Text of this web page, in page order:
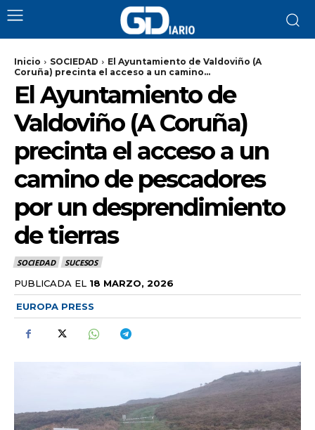
Inicio SOCIEDAD
El Ayuntamiento de Valdoviño (A
Coruña) precinta el acceso a un camino...
El Ayuntamiento de
Valdoviño (A Coruña)
precinta el acceso a un
camino de pescadores
por un desprendimiento
de tierras
SOCIEDAD SUCESOS
PUBLICADA EL 18 MARZO, 2026
EUROPA PRESS